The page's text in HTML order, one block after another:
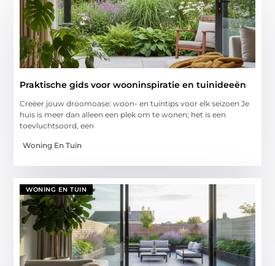
Praktische gids voor wooninspiratie en tuinideeën
Creëer jouw droomoase: woon- en tuintips voor elk seizoen Je
huis is meer dan alleen een plek om te wonen; het is een
toevluchtsoord, een
Woning En Tuin
WONING EN TUIN